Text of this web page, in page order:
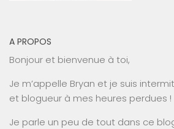
A PROPOS
Bonjour et bienvenue à toi,
Je m’appelle Bryan et je suis
et blogueur à mes heures perdues !
Je parle un peu de tout dans ce